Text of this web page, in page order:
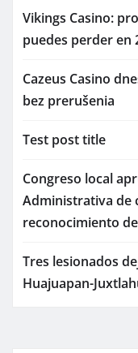
Vikings Casino:
puedes perder en
Cazeus Casino
bez prerušenia
Test post title
Congreso local
Administrativa de
reconocimiento
Tres lesionados
Huajuapan-